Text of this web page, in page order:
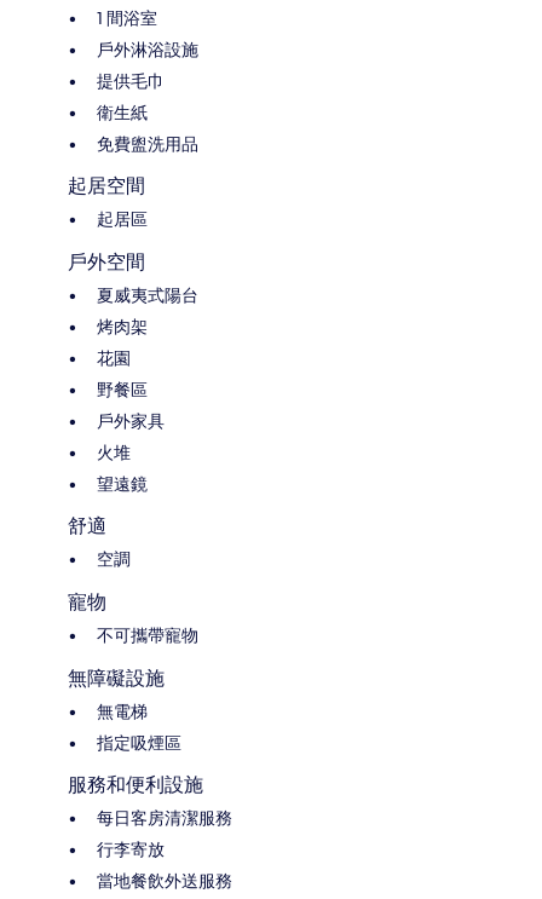
1 間浴室
戶外淋浴設施
提供毛巾
衛生紙
免費盥洗用品
起居空間
起居區
戶外空間
夏威夷式陽台
烤肉架
花園
野餐區
戶外家具
火堆
望遠鏡
舒適
空調
寵物
不可攜帶寵物
無障礙設施
無電梯
指定吸煙區
服務和便利設施
每日客房清潔服務
行李寄放
當地餐飲外送服務